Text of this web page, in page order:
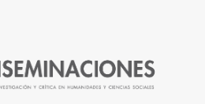
filosofía materialista